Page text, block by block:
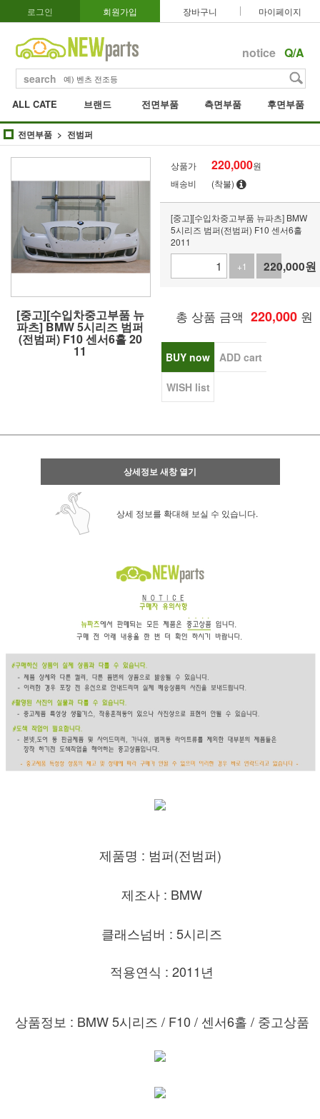
로그인 회원가입 장바구니 마이페이지
notice Q/A
search
ALL CATE 브랜드 전면부품 측면부품 후면부품
전면부품 전범퍼
[중고][수입차중고부품 뉴
파츠] BMW 5시리즈 범퍼
(전범퍼) F10 센서6홀 20
11
상품가 220,000원
배송비
(착불)
[중고][수입차중고부품 뉴파츠] BMW
5시리즈 범퍼(전범퍼) F10 센서6홀
2011
+1
-1
220,000원
총 상품 금액 220,000 원
BUY now ADD cart
WISH list
상세정보 새창 열기
상세 정보를 확대해 보실 수 있습니다.
제품명 : 범퍼(전범퍼)
제조사 : BMW
클래스넘버 : 5시리즈
적용연식 : 2011년
상품정보 : BMW 5시리즈 / F10 / 센서6홀 / 중고상품